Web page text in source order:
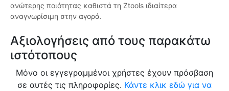
ανώτερης ποιότητας καθιστά τη Ztools ιδιαίτερα
αναγνωρίσιμη στην αγορά.
Αξιολογήσεις από τους παρακάτω
ιστότοπους
Μόνο οι εγγεγραμμένοι χρήστες έχουν πρόσβαση
σε αυτές τις πληροφορίες. Κάντε κλικ εδώ για να